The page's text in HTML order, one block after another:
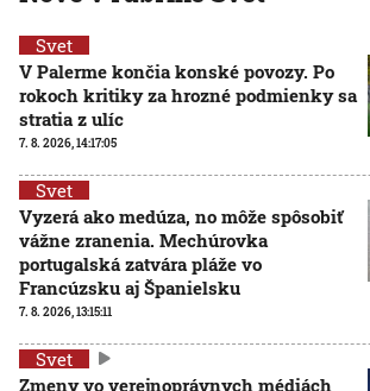
Svet
V Palerme končia konské povozy. Po
rokoch kritiky za hrozné podmienky sa
stratia z ulíc
7. 8. 2026, 14:17:05
Svet
Vyzerá ako medúza, no môže spôsobiť
vážne zranenia. Mechúrovka
portugalská zatvára pláže vo
Francúzsku aj Španielsku
7. 8. 2026, 13:15:11
Svet
Zmeny vo verejnoprávnych médiách